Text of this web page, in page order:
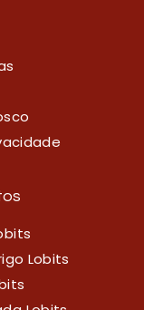
Lobits